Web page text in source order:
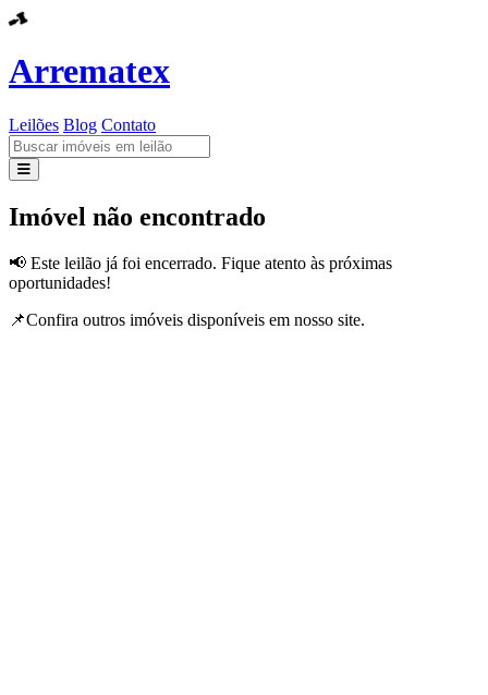
Arrematex
Leilões Blog Contato
Leilões
Imóvel não encontrado
📢 Este leilão já foi encerrado. Fique atento às próximas
oportunidades!
📌Confira outros imóveis disponíveis em nosso site.